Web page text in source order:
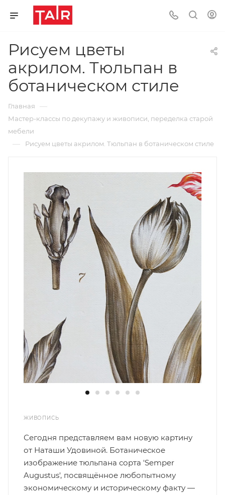
Рисуем цветы
акрилом. Тюльпан в
ботаническом стиле
Главная —
Мастер-классы по декупажу и живописи, переделка старой
мебели
— Рисуем цветы акрилом. Тюльпан в ботаническом стиле
ЖИВОПИСЬ
Сегодня представляем вам новую картину
от Наташи Удовиной. Ботаническое
изображение тюльпана сорта 'Semper
Augustus', посвящённое любопытному
экономическому и историческому факту —